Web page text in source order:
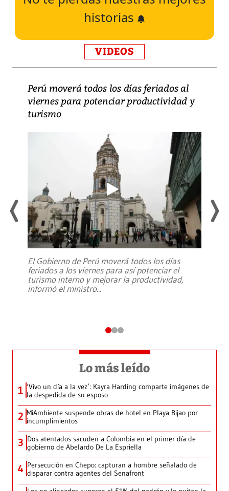
historias
VIDEOS
Perú moverá todos los días feriados al
viernes para potenciar productividad y
turismo
El Gobierno de Perú moverá todos los días
feriados a los viernes para así potenciar el
turismo interno y mejorar la productividad,
informó el ministro...
Lo más leído
1 ‘Vivo un día a la vez’: Kayra Harding comparte imágenes de
la despedida de su esposo
2 MiAmbiente suspende obras de hotel en Playa Bijao por
incumplimientos
3 Dos atentados sacuden a Colombia en el primer día de
gobierno de Abelardo De La Espriella
4 Persecución en Chepo: capturan a hombre señalado de
disparar contra agentes del Senafront